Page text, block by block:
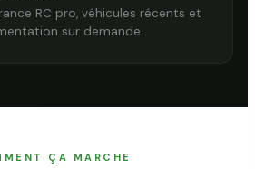
RC pro, véhicules récents et
sur demande.
ÇA MARCHE